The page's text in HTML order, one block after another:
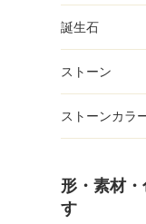
誕生石
ストーン
ストーンカラ
形・素材
す